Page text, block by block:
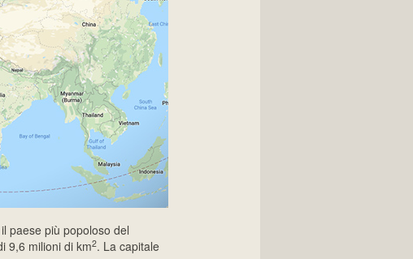
paese più popoloso del
9,6 milioni di km2. La capitale